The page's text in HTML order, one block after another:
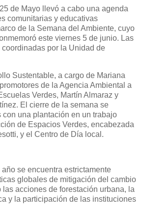
de Mayo llevó a cabo una agenda
comunitarias y educativas
de la Semana del Ambiente, cuyo
este viernes 5 de junio. Las
por la Unidad de
Sustentable, a cargo de Mariana
de la Agencia Ambiental a
Verdes, Martín Almaraz y
El cierre de la semana se
con una plantación en un trabajo
de Espacios Verdes, encabezada
y el Centro de Día local.
se encuentra estrictamente
globales de mitigación del cambio
acciones de forestación urbana, la
y la participación de las instituciones